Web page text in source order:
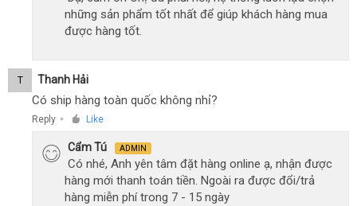
những sản phẩm tốt nhất để giúp khách hàng mua
được hàng tốt.
T Thanh Hải
Có ship hàng toàn quốc không nhỉ?
Reply ● Like
Cẩm Tú ADMIN
Có nhé, Anh yên tâm đặt hàng online ạ, nhận được
hàng mới thanh toán tiền. Ngoài ra được đổi/trả
hàng miễn phí trong 7 - 15 ngày